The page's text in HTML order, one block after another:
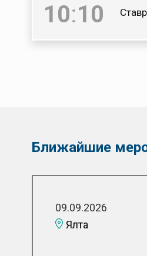
10:10
Ближайшие
09.09.2026
Ялта